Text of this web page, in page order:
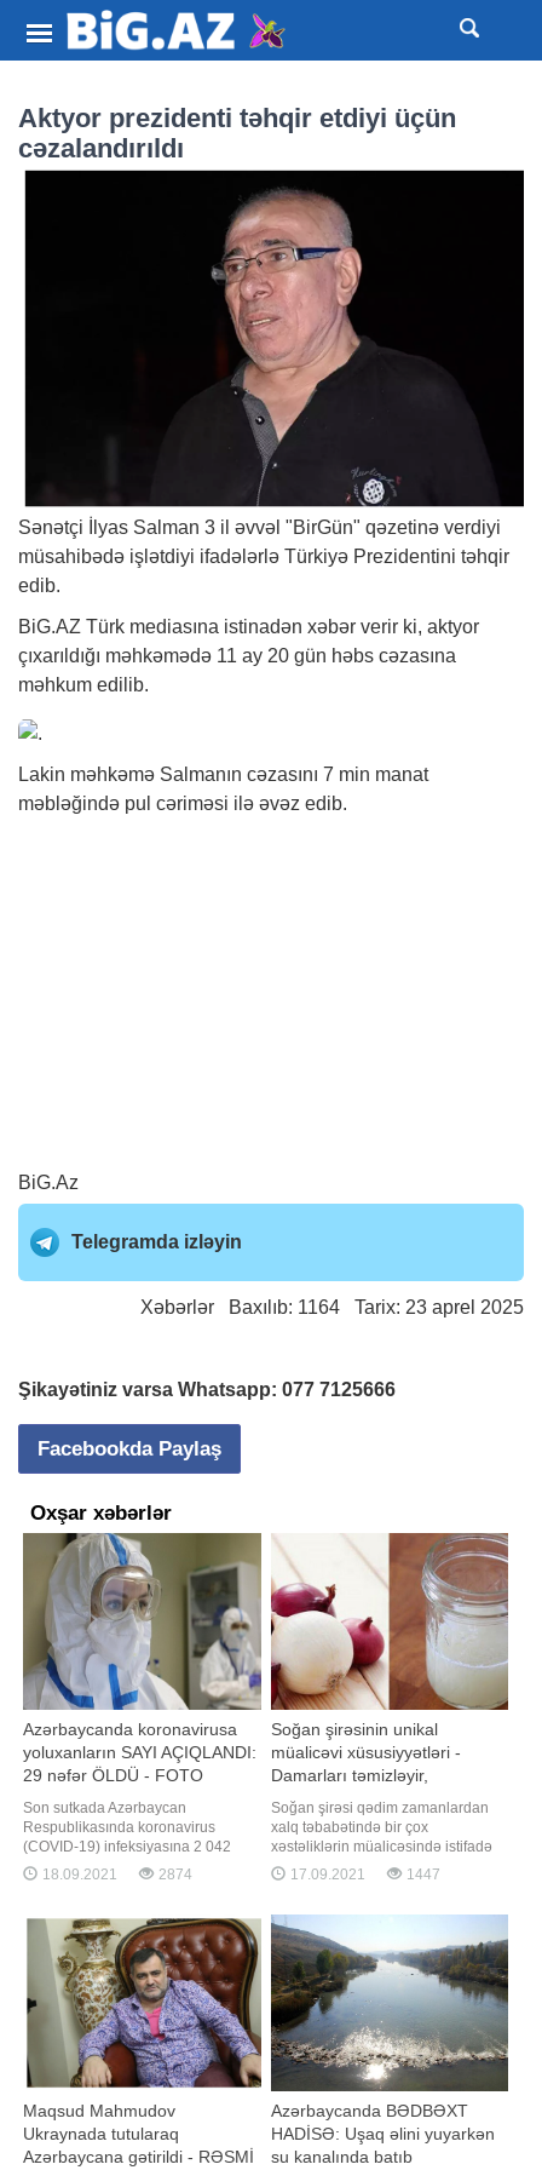
Aktyor prezidenti təhqir etdiyi üçün
cəzalandırıldı
Sənətçi İlyas Salman 3 il əvvəl "BirGün" qəzetinə verdiyi
müsahibədə işlətdiyi ifadələrlə Türkiyə Prezidentini təhqir
edib.
BiG.AZ Türk mediasına istinadən xəbər verir ki, aktyor
çıxarıldığı məhkəmədə 11 ay 20 gün həbs cəzasına
məhkum edilib.
Lakin məhkəmə Salmanın cəzasını 7 min manat
məbləğində pul cəriməsi ilə əvəz edib.
BiG.Az
Telegramda izləyin
Xəbərlər Baxılıb: 1164 Tarix: 23 aprel 2025
Şikayətiniz varsa Whatsapp: 077 7125666
Facebookda Paylaş
Oxşar xəbərlər
Azərbaycanda koronavirusa
yoluxanların SAYI AÇIQLANDI:
29 nəfər ÖLDÜ - FOTO
Son sutkada Azərbaycan
Respublikasında koronavirus
(COVID-19) infeksiyasına 2 042
yeni yoluxma faktı qeydə alınıb, 3
224 nəfər müalicə olunaraq sağalıb.
Qərargahdan verilən məlumata
görə, COVID-19 üçün götürülən
analiz nümunələri müsbət çıxmış 29
nəfər vəfat edib. İndiyədə
18.09.2021 2874
Soğan şirəsinin unikal
müalicəvi xüsusiyyətləri -
Damarları təmizləyir,
xərçəngdən qoruyur
Soğan şirəsi qədim zamanlardan
xalq təbabətində bir çox
xəstəliklərin müalicəsində istifadə
olunur. Soğanı və soğan şirəsini
"təbii antibiotik" adlandırırlar.
bakterial infeksiyaların
müalicəsində soğan şirəsi çox
geniş istifadə olunurdu. Bu haqda
məlumatla
17.09.2021 1447
Maqsud Mahmudov
Ukraynada tutularaq
Azərbaycana gətirildi - RƏSMİ
Azərbaycanda BƏDBƏXT
HADİSƏ: Uşaq əlini yuyarkən
su kanalında batıb